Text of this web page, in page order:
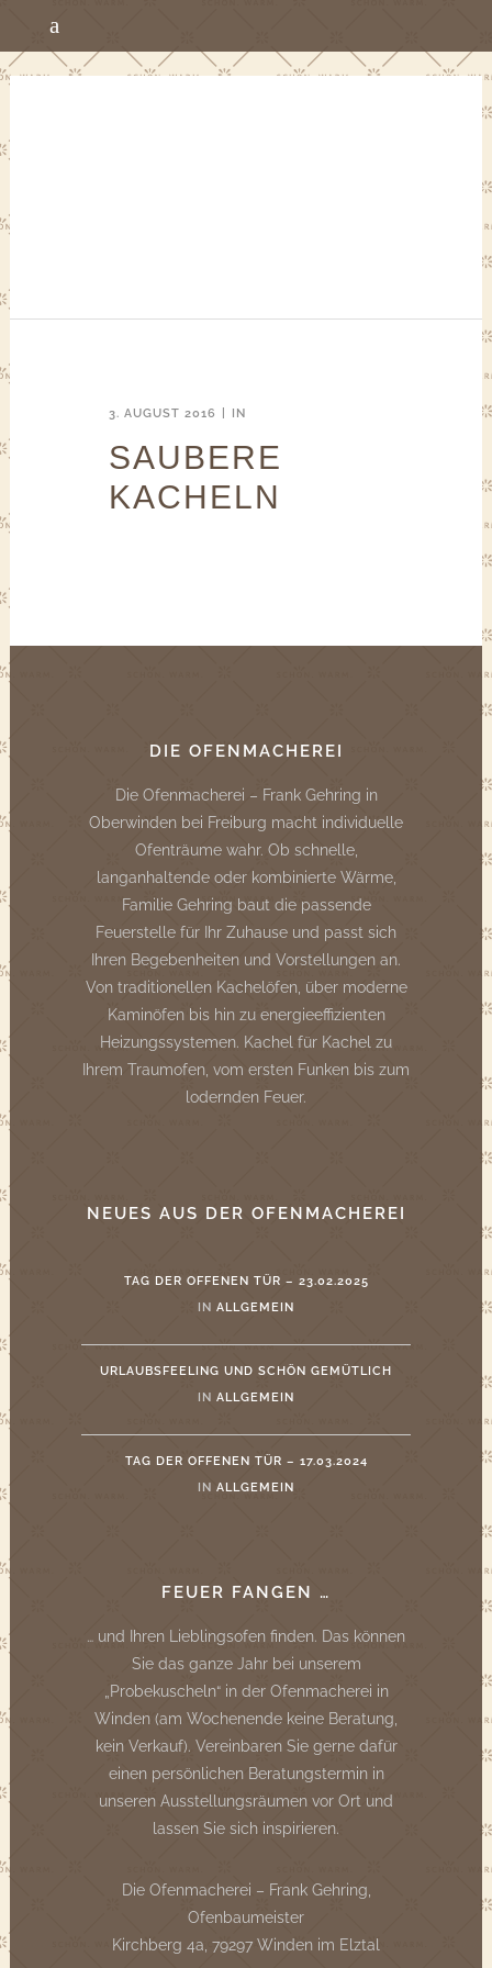
3. AUGUST 2016 IN
SAUBERE
KACHELN
DIE OFENMACHEREI
Die Ofenmacherei – Frank Gehring in
Oberwinden bei Freiburg macht individuelle
Ofenträume wahr. Ob schnelle,
langanhaltende oder kombinierte Wärme,
Familie Gehring baut die passende
Feuerstelle für Ihr Zuhause und passt sich
Ihren Begebenheiten und Vorstellungen an.
Von traditionellen Kachelöfen, über moderne
Kaminöfen bis hin zu energieeffizienten
Heizungssystemen. Kachel für Kachel zu
Ihrem Traumofen, vom ersten Funken bis zum
lodernden Feuer.
NEUES AUS DER OFENMACHEREI
TAG DER OFFENEN TÜR – 23.02.2025
IN ALLGEMEIN
URLAUBSFEELING UND SCHÖN GEMÜTLICH
IN ALLGEMEIN
TAG DER OFFENEN TÜR – 17.03.2024
IN ALLGEMEIN
FEUER FANGEN …
… und Ihren Lieblingsofen finden. Das können
Sie das ganze Jahr bei unserem
„Probekuscheln“ in der Ofenmacherei in
Winden (am Wochenende keine Beratung,
kein Verkauf). Vereinbaren Sie gerne dafür
einen persönlichen Beratungstermin in
unseren Ausstellungsräumen vor Ort und
lassen Sie sich inspirieren.
Die Ofenmacherei – Frank Gehring,
Ofenbaumeister
Kirchberg 4a, 79297 Winden im Elztal